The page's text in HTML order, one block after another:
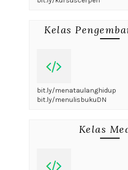
Kelas
bit.ly/menataulanghidup
bit.ly/menulisbukuDN
Kelas